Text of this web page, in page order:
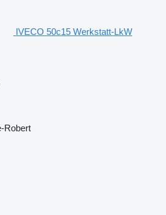
IVECO 50c15 Werkstatt-LkW
Robert